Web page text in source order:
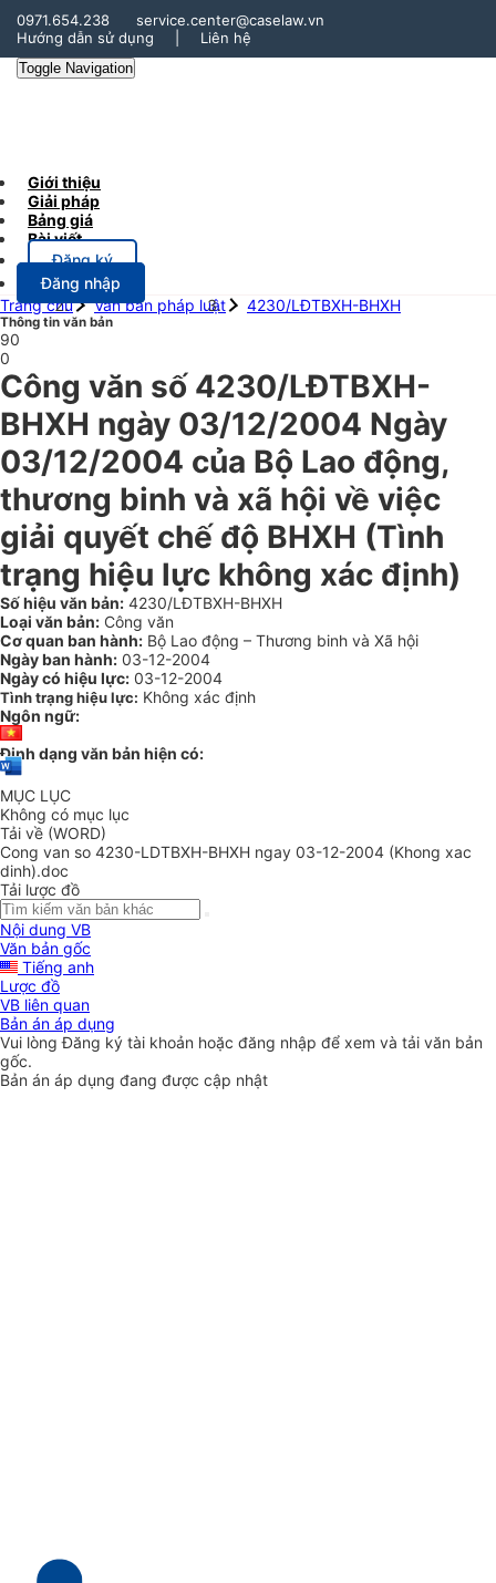
0971.654.238
service.center@caselaw.vn
Hướng dẫn sử dụng
Liên hệ
Toggle Navigation
Giới thiệu
Giải pháp
Bảng giá
Bài viết
Đăng ký
Đăng nhập
Trang chủ
Văn bản pháp luật 4230/LĐTBXH-BHXH
Thông tin văn bản
90
0
Công văn số 4230/LĐTBXH-
BHXH ngày 03/12/2004 Ngày
03/12/2004 của Bộ Lao động,
thương binh và xã hội về việc
giải quyết chế độ BHXH (Tình
trạng hiệu lực không xác định)
Số hiệu văn bản: 4230/LĐTBXH-BHXH
Loại văn bản: Công văn
Cơ quan ban hành: Bộ Lao động – Thương binh và Xã hội
Ngày ban hành: 03-12-2004
Ngày có hiệu lực: 03-12-2004
Tình trạng hiệu lực: Không xác định
Ngôn ngữ:
Định dạng văn bản hiện có:
MỤC LỤC
Không có mục lục
Tải về (WORD)
Cong van so 4230-LDTBXH-BHXH ngay 03-12-2004 (Khong xac
dinh).doc
Tải lược đồ
Nội dung VB
Văn bản gốc
Tiếng anh
Lược đồ
VB liên quan
Bản án áp dụng
Vui lòngĐăng ký tài khoản hoặc đăng nhập để xem và tải văn bản
gốc.
Bản án áp dụng đang được cập nhật